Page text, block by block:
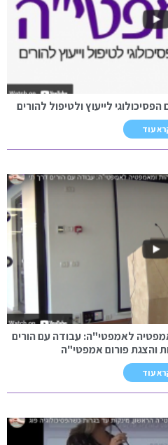
לייעוץ ולטיפול להורים
עוד
לאמפטי"ה: עבודה עם הורים
והצגת פורום אמפטי"ה
עוד